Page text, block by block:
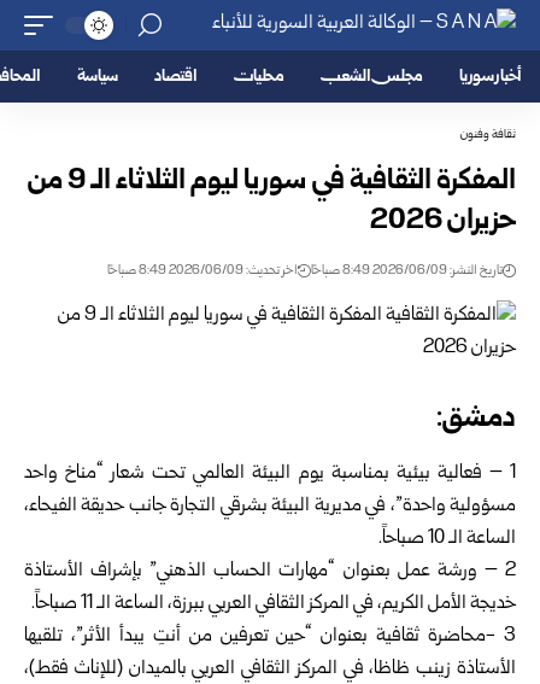
أخبار سوريا مجلس الشعب محليات اقتصاد سياسة
ثقافة وفنون
المفكرة الثقافية في سوريا ليوم الثلاثاء الـ 9 من
حزيران 2026
تاريخ النشر: 2026/06/09 8:49 صباحًا اخر تحديث: 2026/06/09 8:49 صباحًا
دمشق:
1 – فعالية بيئية بمناسبة يوم البيئة العالمي تحت شعار “مناخ واحد
مسؤولية واحدة”، في مديرية البيئة بشرقي التجارة جانب حديقة الفيحاء،
الساعة الـ 10 صباحاً.
2 – ورشة عمل بعنوان “مهارات الحساب الذهني” بإشراف الأستاذة
خديجة الأمل الكريم، في المركز الثقافي العربي ببرزة، الساعة الـ 11 صباحاً.
3 -محاضرة ثقافية بعنوان “حين تعرفين من أنتِ يبدأ الأثر”، تلقيها
الأستاذة زينب ظاظا، في المركز الثقافي العربي بالميدان (للإناث فقط)،